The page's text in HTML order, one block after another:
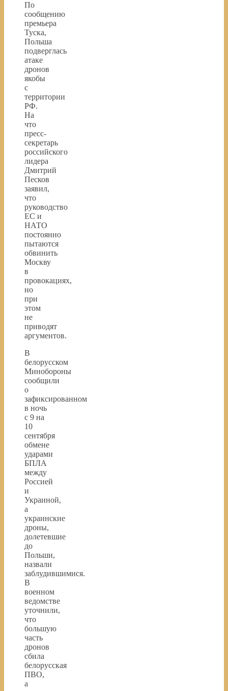
По
сообщению
премьера
Туска,
Польша
подверглась
атаке
дронов
якобы
с
территории
РФ.
На
что
пресс-
секретарь
российского
лидера
Дмитрий
Песков
заявил,
что
руководство
ЕС и
НАТО
постоянно
пытаются
обвинить
Москву
в
провокациях,
но
при
этом
не
приводят
аргументов.
В
белорусском
Минобороны
сообщили
о
зафиксированном
в ночь
с 9 на
10
сентября
обмене
ударами
БПЛА
между
Россией
и
Украиной,
а
украинские
дроны,
долетевшие
до
Польши,
назвали
заблудившимися.
В
военном
ведомстве
уточнили,
что
большую
часть
дронов
сбила
белорусская
ПВО,
а